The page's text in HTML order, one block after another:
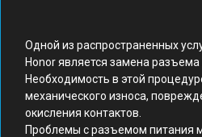
Одной из распространенных
Honor является замена разъема
Необходимость в этой
механического износа,
окисления контактов.
Проблемы с разъемом питания